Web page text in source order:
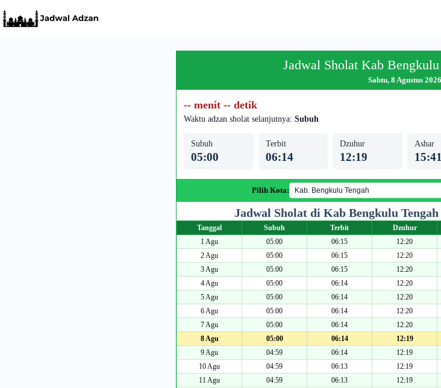
to
content
Jadwal Sholat Kab
Sabtu, 8 Agustus 2026
-- menit -- detik
Waktu adzan sholat selanjutnya: Subuh
Subuh
05:00
Terbit
06:14
Dzuhur
12:19
Ashar
15:41
Pilih Kota:
Jadwal Sholat di Kab Bengkulu
Tanggal Subuh Terbit Dzuhur
1 Agu
05:00 06:15 12:20
2 Agu
05:00 06:15 12:20
3 Agu
05:00 06:15 12:20
4 Agu
05:00 06:14 12:20
5 Agu
05:00 06:14 12:20
6 Agu
05:00 06:14 12:20
7 Agu
05:00 06:14 12:20
8 Agu
05:00 06:14 12:19
9 Agu
04:59 06:14 12:19
10 Agu
04:59 06:13 12:19
11 Agu
04:59 06:13 12:19